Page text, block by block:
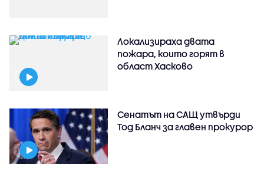
Локализираха двата
пожара, които горят в
област Хасково
Сенатът на САЩ утвърди
Тод Бланч за главен прокурор